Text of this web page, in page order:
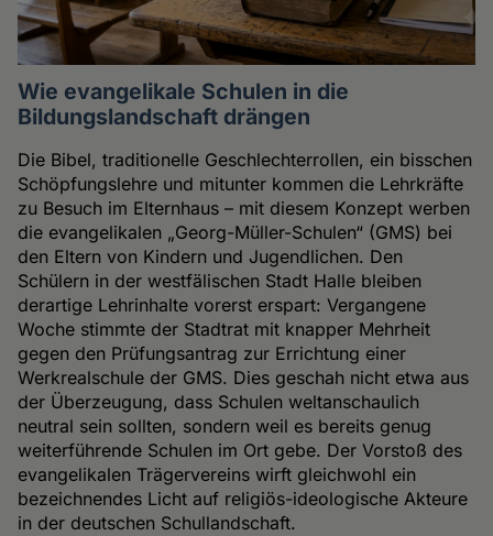
Wie evangelikale Schulen in die
Bildungslandschaft drängen
Die Bibel, traditionelle Geschlechterrollen, ein bisschen
Schöpfungslehre und mitunter kommen die Lehrkräfte
zu Besuch im Elternhaus – mit diesem Konzept werben
die evangelikalen „Georg-Müller-Schulen“ (GMS) bei
den Eltern von Kindern und Jugendlichen. Den
Schülern in der westfälischen Stadt Halle bleiben
derartige Lehrinhalte vorerst erspart: Vergangene
Woche stimmte der Stadtrat mit knapper Mehrheit
gegen den Prüfungsantrag zur Errichtung einer
Werkrealschule der GMS. Dies geschah nicht etwa aus
der Überzeugung, dass Schulen weltanschaulich
neutral sein sollten, sondern weil es bereits genug
weiterführende Schulen im Ort gebe. Der Vorstoß des
evangelikalen Trägervereins wirft gleichwohl ein
bezeichnendes Licht auf religiös-ideologische Akteure
in der deutschen Schullandschaft.